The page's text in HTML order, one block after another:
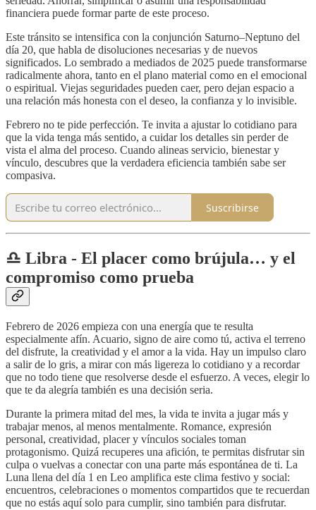
financiera puede formar parte de este proceso.
Este tránsito se intensifica con la conjunción Saturno–Neptuno del
día 20, que habla de disoluciones necesarias y de nuevos
significados. Lo sembrado a mediados de 2025 puede transformarse
radicalmente ahora, tanto en el plano material como en el emocional
o espiritual. Viejas seguridades pueden caer, pero dejan espacio a
una relación más honesta con el deseo, la confianza y lo invisible.
Febrero no te pide perfección. Te invita a ajustar lo cotidiano para
que la vida tenga más sentido, a cuidar los detalles sin perder de
vista el alma del proceso. Cuando alineas servicio, bienestar y
vínculo, descubres que la verdadera eficiencia también sabe ser
compasiva.
Suscribirse
♎️ Libra - El placer como brújula… y el
compromiso como prueba
Febrero de 2026 empieza con una energía que te resulta
especialmente afín. Acuario, signo de aire como tú, activa el terreno
del disfrute, la creatividad y el amor a la vida. Hay un impulso claro
a salir de lo gris, a mirar con más ligereza lo cotidiano y a recordar
que no todo tiene que resolverse desde el esfuerzo. A veces, elegir lo
que te da alegría también es una decisión seria.
Durante la primera mitad del mes, la vida te invita a jugar más y
trabajar menos, al menos mentalmente. Romance, expresión
personal, creatividad, placer y vínculos sociales toman
protagonismo. Quizá recuperes una afición, te permitas disfrutar sin
culpa o vuelvas a conectar con una parte más espontánea de ti. La
Luna llena del día 1 en Leo amplifica este clima festivo y social:
encuentros, celebraciones o momentos compartidos que te recuerdan
que no estás aquí solo para cumplir, sino también para disfrutar.